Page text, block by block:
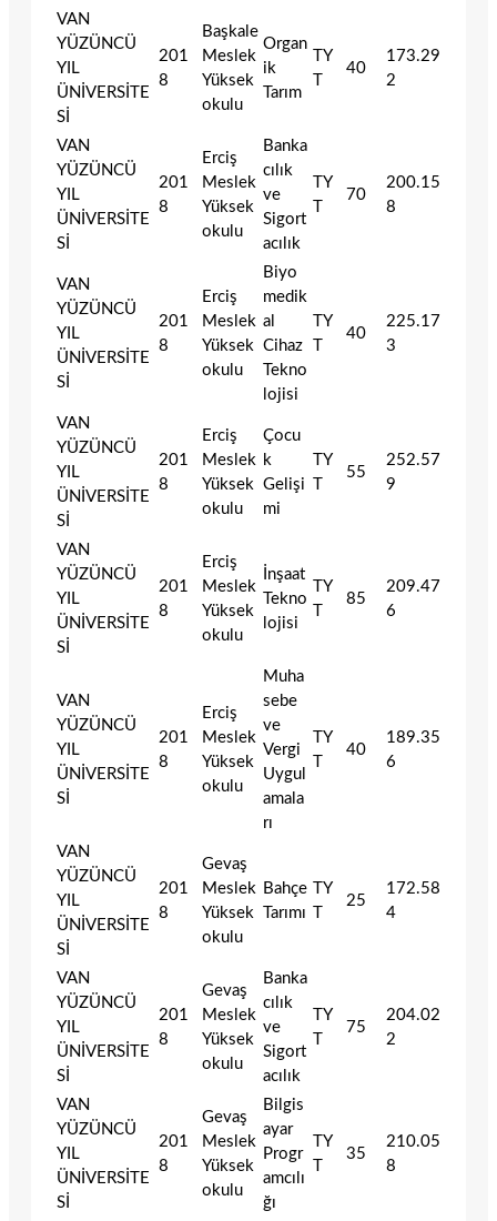
VAN
YÜZÜNCÜ
YIL
ÜNİVERSİTE
Sİ
201
8
Başkale
Meslek
Yüksek
okulu
Organ
ik
Tarım
TY
T
40
173.29
2
VAN
YÜZÜNCÜ
YIL
ÜNİVERSİTE
Sİ
201
8
Erciş
Meslek
Yüksek
okulu
Banka
cılık
ve
Sigort
acılık
TY
T
70
200.15
8
VAN
YÜZÜNCÜ
YIL
ÜNİVERSİTE
Sİ
201
8
Erciş
Meslek
Yüksek
okulu
Biyo
medik
al
Cihaz
Tekno
lojisi
TY
T
40
225.17
3
VAN
YÜZÜNCÜ
YIL
ÜNİVERSİTE
Sİ
201
8
Erciş
Meslek
Yüksek
okulu
Çocu
k
Gelişi
mi
TY
T
55
252.57
9
VAN
YÜZÜNCÜ
YIL
ÜNİVERSİTE
Sİ
201
8
Erciş
Meslek
Yüksek
okulu
İnşaat
Tekno
lojisi
TY
T
85
209.47
6
VAN
YÜZÜNCÜ
YIL
ÜNİVERSİTE
Sİ
201
8
Erciş
Meslek
Yüksek
okulu
Muha
sebe
ve
Vergi
Uygul
amala
rı
TY
T
40
189.35
6
VAN
YÜZÜNCÜ
YIL
ÜNİVERSİTE
Sİ
201
8
Gevaş
Meslek
Yüksek
okulu
Bahçe
Tarımı
TY
T
25
172.58
4
VAN
YÜZÜNCÜ
YIL
ÜNİVERSİTE
Sİ
201
8
Gevaş
Meslek
Yüksek
okulu
Banka
cılık
ve
Sigort
acılık
TY
T
75
204.02
2
VAN
YÜZÜNCÜ
YIL
ÜNİVERSİTE
Sİ
201
8
Gevaş
Meslek
Yüksek
okulu
Bilgis
ayar
Progr
amcılı
ğı
TY
T
35
210.05
8